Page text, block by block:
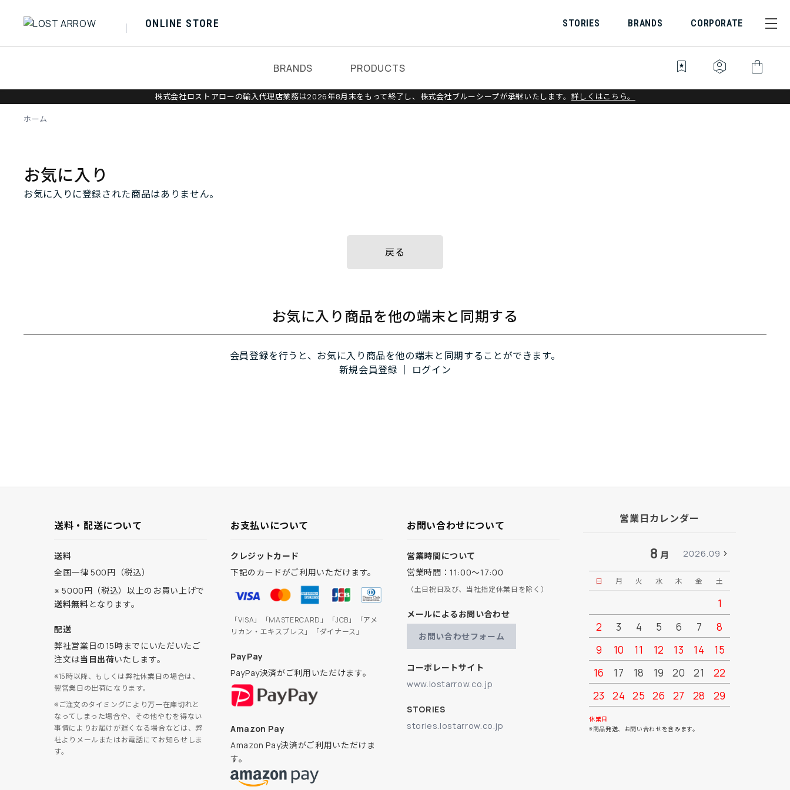
ONLINE STORE STORIES BRANDS CORPORATE
BRANDS PRODUCTS bookmark_star identity_platform shopping_bag
株式会社ロストアローの輸入代理店業務は2026年8月末をもって終了し、株式会社ブルーシープが承継いたします。 詳しくはこちら。
ホーム
お気に入り
お気に入りに登録された商品はありません。
戻る
お気に入り商品を他の端末と同期する
会員登録を行うと、お気に入り商品を他の端末と同期することができます。
新規会員登録
ログイン
送料・配送について
送料
全国一律 500円（税込）
※ 5000円（税込）以上のお買い上げで
送料無料となります。
配送
弊社営業日の15時までにいただいたご
注文は当日出荷いたします。
※15時以降、もしくは弊社休業日の場合は、
翌営業日の出荷になります。
※ご注文のタイミングにより万一在庫切れと
なってしまった場合や、その他やむを得ない
事情によりお届けが遅くなる場合などは、弊
社よりメールまたはお電話にてお知らせしま
す。
お支払いについて
クレジットカード
下記のカードがご利用いただけます。
「VISA」「MASTERCARD」「JCB」「アメ
リカン・エキスプレス」「ダイナース」
PayPay
PayPay決済がご利用いただけます。
Amazon Pay
Amazon Pay決済がご利用いただけま
す。
お問い合わせについて
営業時間について
営業時間：11:00～17:00
（土日祝日及び、当社指定休業日を除く）
メールによるお問い合わせ
お問い合わせフォーム
コーポレートサイト
www.lostarrow.co.jp
STORIES
stories.lostarrow.co.jp
営業日カレンダー
8 月 2026.09
日 月 火 水 木 金 土
1
2
3 4 5 6 7
8
9
10 11 12 13 14
15
16
17 18 19 20 21
22
23
24 25 26 27 28
29
30
休業日
※商品発送、お問い合わせを含みます。